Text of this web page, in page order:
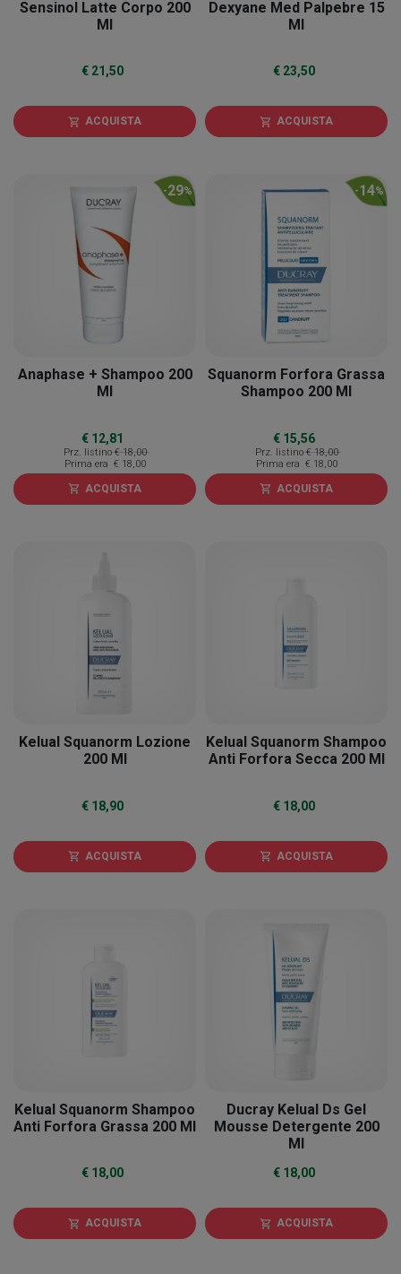
Sensinol Latte Corpo 200
Ml
€ 21,50
shopping_cart ACQUISTA
Dexyane Med Palpebre 15
Ml
€ 23,50
shopping_cart ACQUISTA
-29%
Anaphase + Shampoo 200
Ml
€ 12,81
Prz. listino € 18,00
Prima era € 18,00
shopping_cart ACQUISTA
-14%
Squanorm Forfora Grassa
Shampoo 200 Ml
€ 15,56
Prz. listino € 18,00
Prima era € 18,00
shopping_cart ACQUISTA
Kelual Squanorm Lozione
200 Ml
€ 18,90
shopping_cart ACQUISTA
Kelual Squanorm Shampoo
Anti Forfora Secca 200 Ml
€ 18,00
shopping_cart ACQUISTA
Kelual Squanorm Shampoo
Anti Forfora Grassa 200 Ml
€ 18,00
shopping_cart ACQUISTA
Ducray Kelual Ds Gel
Mousse Detergente 200
Ml
€ 18,00
shopping_cart ACQUISTA